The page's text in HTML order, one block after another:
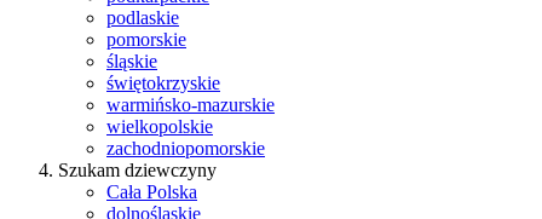
podlaskie
pomorskie
śląskie
świętokrzyskie
warmińsko-mazurskie
wielkopolskie
zachodniopomorskie
Szukam dziewczyny
Cała Polska
dolnośląskie